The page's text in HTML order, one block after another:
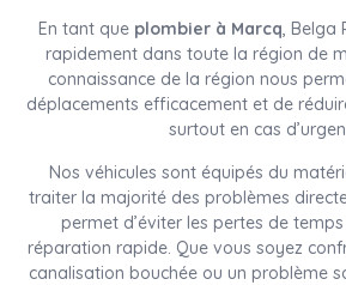
En tant que plombier à Marcq, Belga
rapidement dans toute la région de
connaissance de la région nous
déplacements efficacement et de
surtout en cas
Nos véhicules sont équipés du
traiter la majorité des problèmes
permet d’éviter les pertes de
réparation rapide. Que vous soyez
canalisation bouchée ou un problème